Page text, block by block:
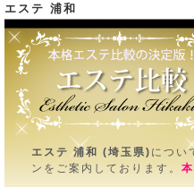
エステ 浦和
エステ 浦和 (埼玉県) につい
ンをご案内しております。
エステ ＴＯＰ＞浦和 (埼玉県)